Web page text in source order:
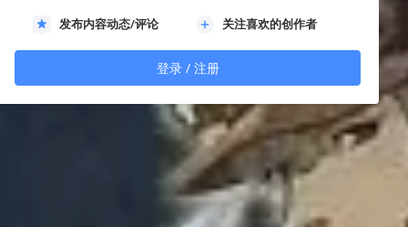
发布内容动态/评论 关注喜欢的创作者
登录 / 注册